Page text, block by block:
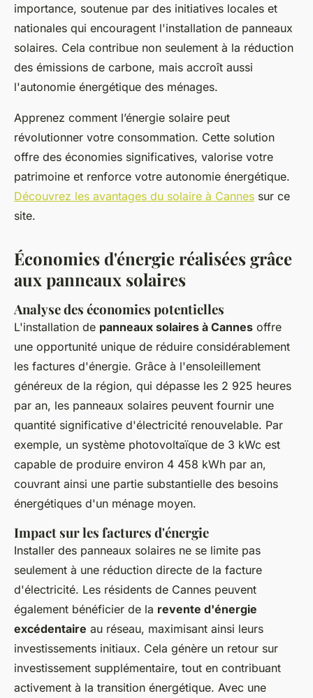
importance, soutenue par des initiatives locales et
nationales qui encouragent l'installation de panneaux
solaires. Cela contribue non seulement à la réduction
des émissions de carbone, mais accroît aussi
l'autonomie énergétique des ménages.
Apprenez comment l’énergie solaire peut
révolutionner votre consommation. Cette solution
offre des économies significatives, valorise votre
patrimoine et renforce votre autonomie énergétique.
Découvrez les avantages du solaire à Cannes sur ce
site.
Économies d'énergie réalisées grâce
aux panneaux solaires
Analyse des économies potentielles
L'installation de panneaux solaires à Cannes offre
une opportunité unique de réduire considérablement
les factures d'énergie. Grâce à l'ensoleillement
généreux de la région, qui dépasse les 2 925 heures
par an, les panneaux solaires peuvent fournir une
quantité significative d'électricité renouvelable. Par
exemple, un système photovoltaïque de 3 kWc est
capable de produire environ 4 458 kWh par an,
couvrant ainsi une partie substantielle des besoins
énergétiques d'un ménage moyen.
Impact sur les factures d'énergie
Installer des panneaux solaires ne se limite pas
seulement à une réduction directe de la facture
d'électricité. Les résidents de Cannes peuvent
également bénéficier de la revente d'énergie
excédentaire au réseau, maximisant ainsi leurs
investissements initiaux. Cela génère un retour sur
investissement supplémentaire, tout en contribuant
activement à la transition énergétique. Avec une